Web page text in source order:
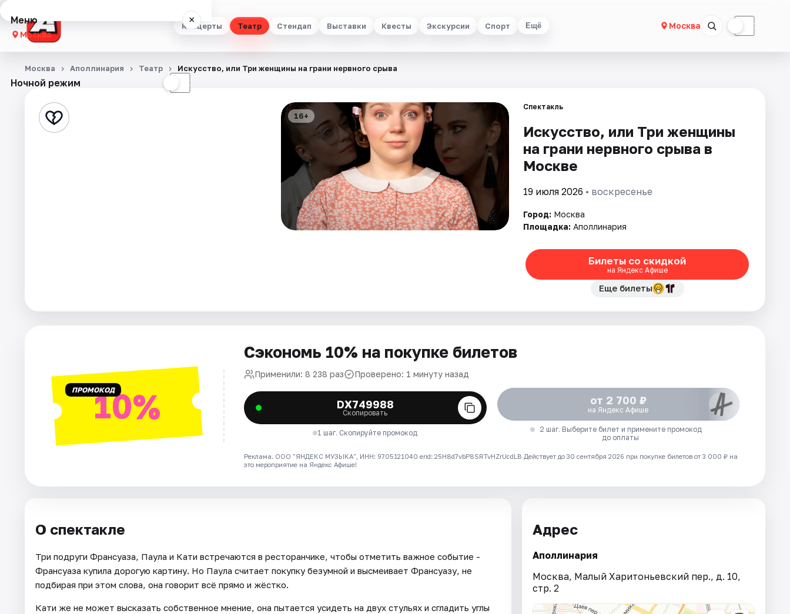
Концерты Театр Стендап Выставки Квесты Экскурсии Спорт Ещё Москва ☾
Меню ×
Москва
Концерты
Стендап
Рейтинги
Ночной режим ☾
Москва Аполлинария Театр Искусство, или Три женщины на грани нервного срыва
16+
Спектакль
Искусство, или Три женщины
на грани нервного срыва в
Москве
19 июля 2026 • воскресенье
Город: Москва
Площадка: Аполлинария
Билеты со скидкой
на Яндекс Афише
Еще билеты
ПРОМОКОД10%
Сэкономь 10% на покупке билетов
Применили: 8 238 раз Проверено: 1 минуту назад
DX749988
Скопировать
1 шаг. Скопируйте промокод
от 2 700 ₽
на Яндекс Афише
2 шаг. Выберите билет и примените промокод
до оплаты
Реклама. ООО "ЯНДЕКС МУЗЫКА", ИНН: 9705121040 erid: 25H8d7vbP8SRTvHZrUcdLB Действует до 30 сентября 2026 при покупке билетов от 3 000 ₽ на
это мероприятие на Яндекс Афише!
О спектакле
Три подруги Франсуаза, Паула и Кати встречаются в ресторанчике, чтобы отметить важное событие -
Франсуаза купила дорогую картину. Но Паула считает покупку безумной и высмеивает Франсуазу, не
подбирая при этом слова, она говорит всё прямо и жёстко.
Кати же не может высказать собственное мнение, она пытается усидеть на двух стульях и сгладить углы
Адрес
Аполлинария
Москва, Малый Харитоньевский пер., д. 10,
стр. 2